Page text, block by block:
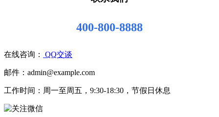
400-800-8888
在线咨询： QQ交谈
邮件：admin@example.com
工作时间：周一至周五，9:30-18:30，节假日休息